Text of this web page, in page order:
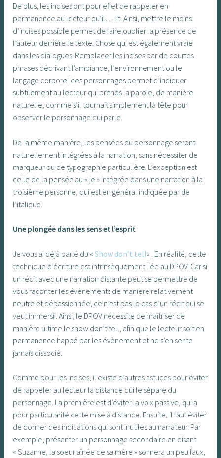
De plus, les incises ont pour effet de rappeler en
permanence au lecteur qu’il… lit. Ainsi, mettre le moins
d’incises possible permet de faire oublier la présence de
l’auteur derrière le texte. Chose qui est également vraie
dans les dialogues. Remplacer les incises par de courtes
phrases décrivant l’ambiance, l’environnement ou le
langage corporel des personnages permet d’indiquer
subtilement au lecteur qui prends la parole, de manière
naturelle, comme s’il tournait simplement la tête pour
observer le personnage qui parle.
De la même manière, les pensées du personnage seront
naturellement intégrées à la narration, sans nécessiter de
marqueur ou de typographie particulière. L’exception est
celle de la pensée au « je » intégrée dans une narration à la
troisième personne, qui est en général indiquée par de
l’italique.
Une plongée dans les sens et l’esprit
Je vous ai déjà parlé du «Show don’t tell« . En réalité, cette
technique d’écriture est intrinsèquement liée au DPOV. Car si
un récit avec une narration distante peut se permettre de
vous raconter les évènements de manière relativement
neutre et dépassionnée, ce n’est pas le cas d’un récit qui se
veut immersif. Ainsi, le DPOV nécessite de maîtriser de
manière ultime le show don’t tell, afin que le lecteur soit en
permanence happé par les évènement et ne s’en sente
jamais dissocié.
Comme pour les incises, il existe d’autres astuces pour éviter
de rappeler au lecteur la distance qui le sépare du
personnage. La première est d’éviter la voix passive, qui a
pour particularité cette mise à distance. Ensuite, il faut éviter
de donner des indications qui sont inutiles au narrateur. Par
exemple, présenter un personnage secondaire en disant
« Suzanne, la soeur aînée de sa mère » sonnera un peu faux,